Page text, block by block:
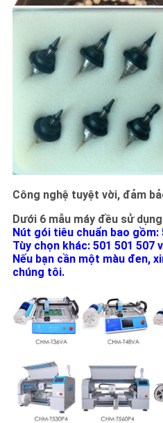
Công nghệ tuyệt vời, đảm
Dưới 6 mẫu máy đều sử
Nút gói tiêu chuẩn bao gồm:
Tùy chọn khác: 501 501 507
Nếu bạn cần một màu đen,
chúng tôi.